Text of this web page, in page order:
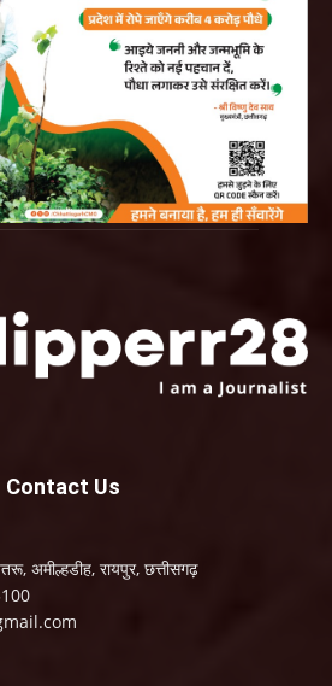
Contact Us
अमील्हडीह, रायपुर, छत्तीसगढ़